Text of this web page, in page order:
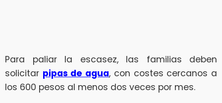
Para paliar la escasez, las familias deben
solicitar pipas de agua, con costes cercanos a
los 600 pesos al menos dos veces por mes.